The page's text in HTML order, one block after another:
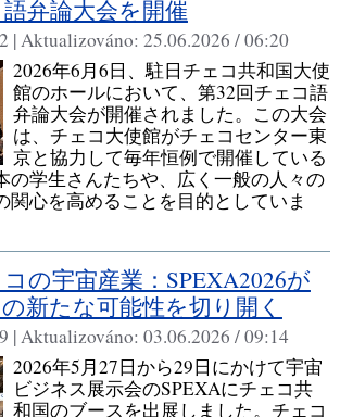
弁論大会を開催
|Aktualizováno: 25.06.2026 / 06:20
2026年6月6日、駐日チェコ共和国大使
館のホールにおいて、第32回チェコ語
弁論大会が開催されました。この大会
は、チェコ大使館がチェコセンター東
京と協力して毎年恒例で開催している
の学生さんたちや、広く一般の人々の
関心を高めることを目的としていま
の宇宙産業：SPEXA2026が
新たな可能性を切り開く
|Aktualizováno: 03.06.2026 / 09:14
2026年5月27日から29日にかけて宇宙
ビジネス展示会のSPEXAにチェコ共
和国のブースを出展しました。チェコ